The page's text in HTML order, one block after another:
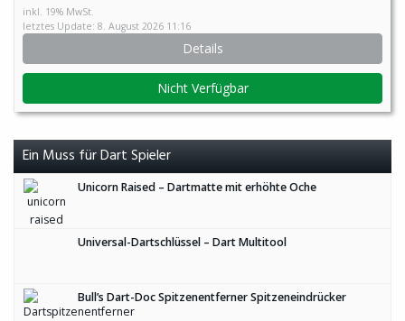
inkl. 19% MwSt.
letztes Update: 8. August 2026 11:16
Details
Nicht Verfügbar
Ein Muss für Dart Spieler
Unicorn Raised – Dartmatte mit erhöhte Oche
Universal-Dartschlüssel – Dart Multitool
Bull’s Dart-Doc Spitzenentferner Spitzeneindrücker